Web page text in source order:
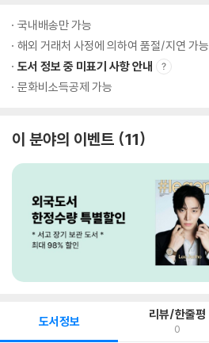
국내배송만 가능
해외 거래처 사정에 의하여 품절/지연 가능
도서 정보 중 미표기 사항 안내
문화비소득공제 가능
이 분야의 이벤트 11
도서정보 리뷰/한줄평
0